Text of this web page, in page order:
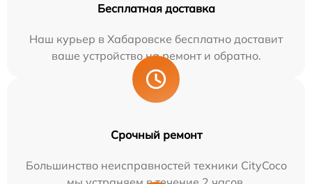
Бесплатная доставка
Наш курьер в Хабаровске бесплатно доставит
ваше устройство на ремонт и обратно.
Срочный ремонт
Большинство неисправностей техники CityCoco